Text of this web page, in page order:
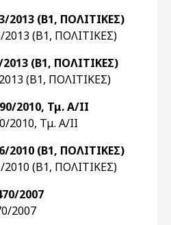
2013 (Β1, ΠΟΛΙΤΙΚΕΣ)
2013 (Β1, ΠΟΛΙΤΙΚΕΣ)
(Β1, ΠΟΛΙΤΙΚΕΣ)
(Β1, ΠΟΛΙΤΙΚΕΣ)
2010, Τμ. Α/ΙΙ
2010, Τμ. Α/ΙΙ
2010 (Β1, ΠΟΛΙΤΙΚΕΣ)
2010 (Β1, ΠΟΛΙΤΙΚΕΣ)
2007
2007